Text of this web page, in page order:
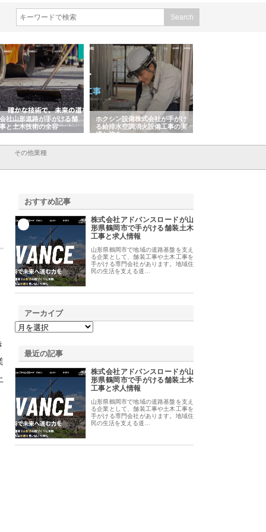
クシン設備株式会社が手がけ
給排水空調消火設備工事の実
と強み
株式会社東京シー・エム・シー
のGISインフラ管理システム導
入メリット
その他業種
おすすめ記事
株式会社アドバンスロードが山
形県鶴岡市で手がける舗装土木
工事と求人情報
山形県鶴岡市で地域の道路基盤を支え
る企業として、舗装工事や土木工事を
手がける専門会社があります。地域住
民の生活を支える道…
アーカイブ
最近の記事
株式会社アドバンスロードが山
形県鶴岡市で手がける舗装土木
工事と求人情報
山形県鶴岡市で地域の道路基盤を支え
る企業として、舗装工事や土木工事を
手がける専門会社があります。地域住
民の生活を支える道…